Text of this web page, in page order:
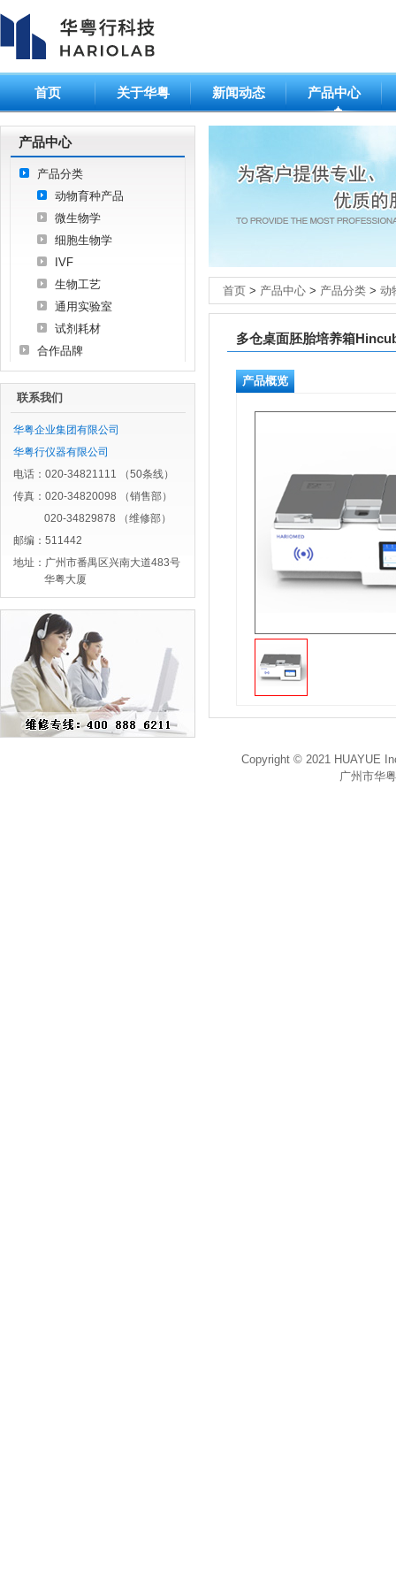
首页 关于华粤 新闻动态 产品中心
产品中心
产品分类
动物育种产品
微生物学
细胞生物学
IVF
生物工艺
通用实验室
试剂耗材
合作品牌
联系我们
华粤企业集团有限公司
华粤行仪器有限公司
电话：020-34821111 （50条线）
传真：020-34820098 （销售部）
020-34829878 （维修部）
邮编：511442
地址：广州市番禺区兴南大道483号
华粤大厦
首页 > 产品中心 > 产品分类 > 动
多仓桌面胚胎培养箱
产品概览
Copyright © 2021 HUAYUE
广州市华